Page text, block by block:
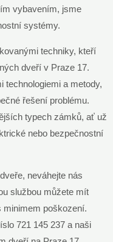
vybavením, jsme
systémy.
techniky, kteří
dveří v Praze 17.
technologiemi a metody,
řešení problému.
typech zámků, ať už
nebo bezpečnostní
neváhejte nás
službou můžete mít
minimem poškození.
721 145 237 a naši